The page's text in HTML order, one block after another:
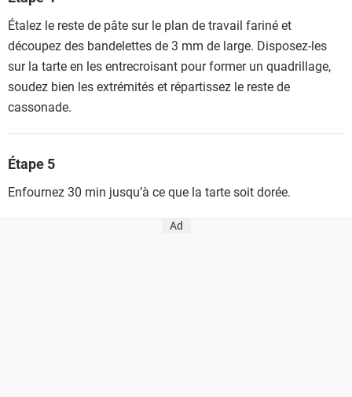
Étalez le reste de pâte sur le plan de travail fariné et
découpez des bandelettes de 3 mm de large. Disposez-les
sur la tarte en les entrecroisant pour former un quadrillage,
soudez bien les extrémités et répartissez le reste de
cassonade.
Étape 5
Enfournez 30 min jusqu’à ce que la tarte soit dorée.
Ad